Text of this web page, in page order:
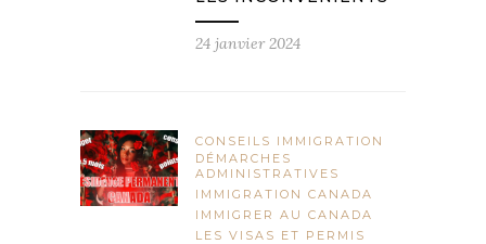
24 janvier 2024
CONSEILS IMMIGRATION
DÉMARCHES
ADMINISTRATIVES
IMMIGRATION CANADA
IMMIGRER AU CANADA
LES VISAS ET PERMIS